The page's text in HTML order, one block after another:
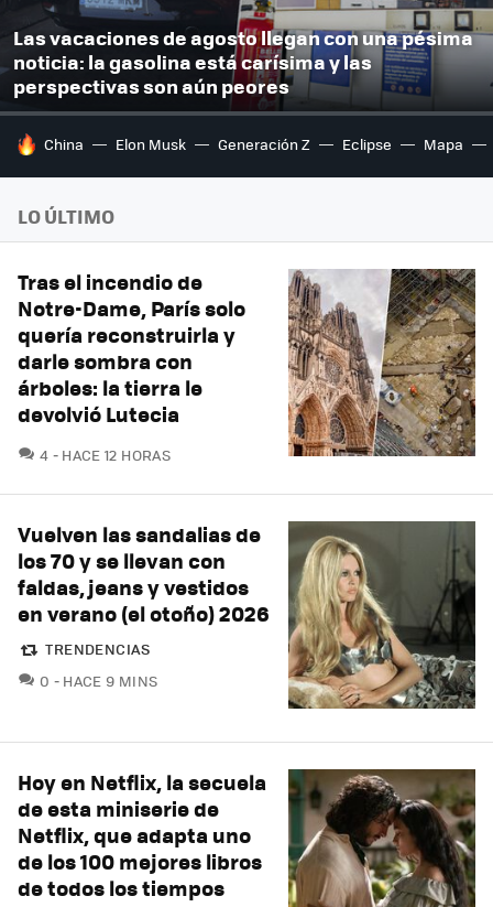
Las vacaciones de agosto llegan con una pésima
noticia: la gasolina está carísima y las
perspectivas son aún peores
HOY SE HABLA DE
China Elon Musk Generación Z Eclipse Mapa
LO ÚLTIMO
Tras el incendio de
Notre-Dame, París solo
quería reconstruirla y
darle sombra con
árboles: la tierra le
devolvió Lutecia
4 COMENTARIOS
HACE 12 HORAS
Vuelven las sandalias de
los 70 y se llevan con
faldas, jeans y vestidos
en verano (el otoño) 2026
TRENDENCIAS
0 COMENTARIOS
HACE 9 MINS
Hoy en Netflix, la secuela
de esta miniserie de
Netflix, que adapta uno
de los 100 mejores libros
de todos los tiempos